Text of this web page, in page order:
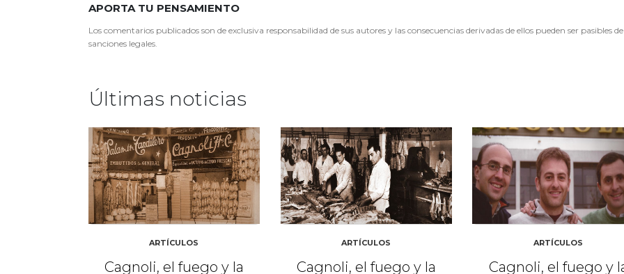
APORTA TU PENSAMIENTO
Los comentarios publicados son de exclusiva responsabilidad de sus autores y las consecuencias derivadas de ellos pueden ser pasibles de
sanciones legales.
Últimas noticias
ARTÍCULOS
Cagnoli, el fuego y la
ARTÍCULOS
Cagnoli, el fuego y la
ARTÍCULOS
Cagnoli, el fuego y